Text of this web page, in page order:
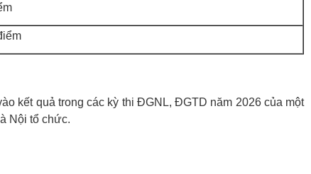
kết quả trong các kỳ thi ĐGNL, ĐGTD năm 2026 của một
Nội tổ chức.